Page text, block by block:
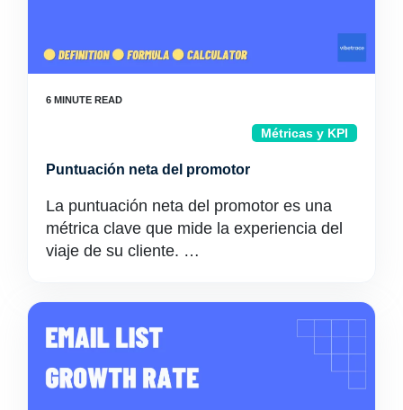
Métricas y KPI
Puntuación neta del promotor
La puntuación neta del promotor es una
métrica clave que mide la experiencia del
viaje de su cliente. …